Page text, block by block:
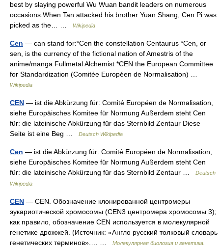
best by slaying powerful Wu Wuan bandit leaders on numerous
occasions.When Tan attacked his brother Yuan Shang, Cen Pi was
picked as the… …
Wikipedia
Cen — can stand for:*Cen the constellation Centaurus *Cen, or
sen, is the currency of the fictional nation of Amestris of the
anime/manga Fullmetal Alchemist *CEN the European Committee
for Standardization (Comitée Européen de Normalisation) …
Wikipedia
CEN — ist die Abkürzung für: Comité Européen de Normalisation,
siehe Europäisches Komitee für Normung Außerdem steht Cen
für: die lateinische Abkürzung für das Sternbild Zentaur Diese
Seite ist eine Beg …
Deutsch Wikipedia
Cen — ist die Abkürzung für: Comité Européen de Normalisation,
siehe Europäisches Komitee für Normung Außerdem steht Cen
für: die lateinische Abkürzung für das Sternbild Zentaur …
Deutsch
Wikipedia
CEN — CEN. Oбозначение клонированной центромеры
эукариотической хромосомы (CEN3 центромера хромосомы 3);
как правило, обозначение CEN используется в молекулярной
генетике дрожжей. (Источник: «Англо русский толковый словарь
генетических терминов».… …
Молекулярная биология и генетика.